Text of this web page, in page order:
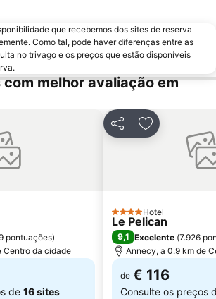
and Products
Geneva City Tour Boat Cruise and Countryside
de Genebra
Château des ducs de Savoie
que recebemos dos sites de reserva
Como tal, pode haver diferenças entre as
no trivago e os preços que estão disponíveis
com melhor avaliação em
favoritos
pontuações)
Centro da cidade
de 16 sites
PartilharAdicionar
4 Estrelas
Hotel
Le Pelican
9,1 Excelente (7.926
Annecy, a 0.9 km de
de € 116
Consulte os preços